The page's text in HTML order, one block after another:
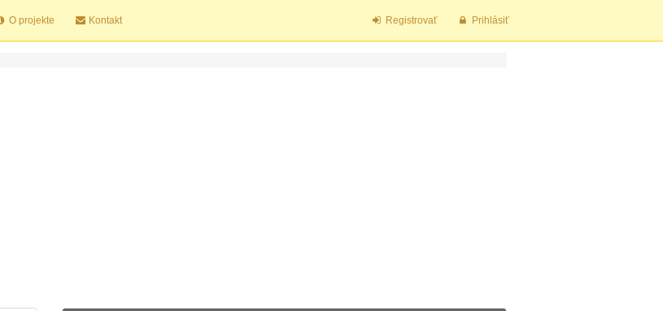
O projekte Kontakt Registrovať Prihlásiť